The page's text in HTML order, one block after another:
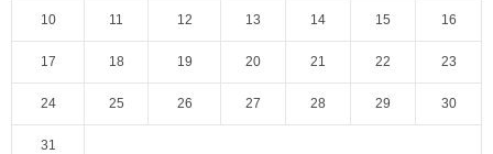
10 11 12 13 14 15 16
17 18 19 20 21 22 23
24 25 26 27 28 29 30
31